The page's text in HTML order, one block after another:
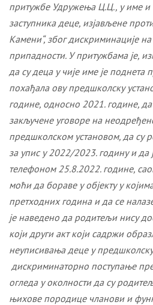
притужбeУдружења Ц.Ц., у име и
заступника деце, изјављене
Камени“, због дискриминације
припадности. У притужбама је,
да су деца у чије име је поднета
похађала ову предшколску
године, односно 2021. године,
закључене уговоре на
предшколском установом, да су
за упис у 2022/2023. годину и да
телефоном 25.8.2022. године,
моћи да бораве у објекту у
претходних година и да се
је наведено да родитељи нису
који други акт који садржи
неуписивања деце у
дискриминаторно поступање
огледа у околности да су
њихове породице чланови и